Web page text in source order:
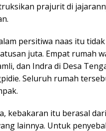
prajurit di
persitiwa naas itu
juta. Empat rumah
dan Indra di Desa
Seluruh rumah
kebakaran itu berasal
lainnya. Untuk